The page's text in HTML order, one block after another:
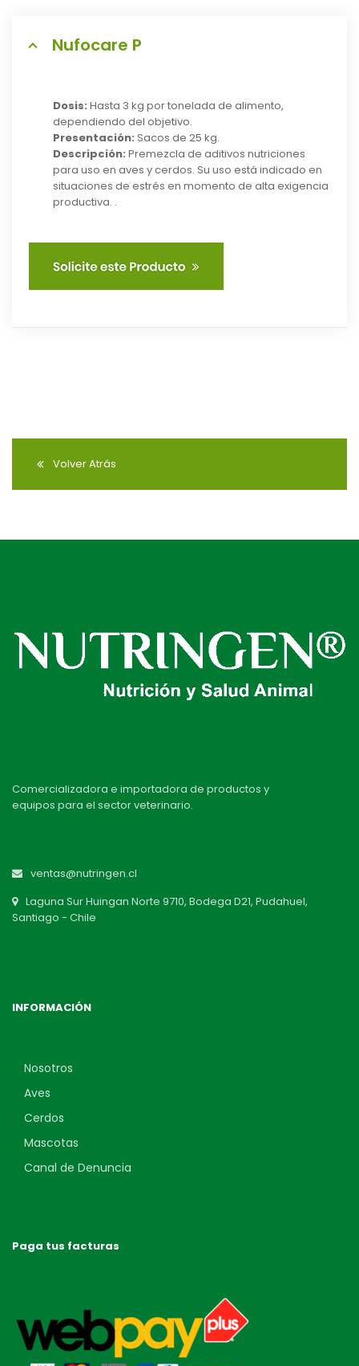
Nufocare P
Dosis: Hasta 3 kg por tonelada de alimento,
dependiendo del objetivo.
Presentación: Sacos de 25 kg.
Descripción: Premezcla de aditivos nutriciones
para uso en aves y cerdos. Su uso está indicado en
situaciones de estrés en momento de alta exigencia
productiva. .
Volver Atrás
Comercializadora e importadora de productos y
equipos para el sector veterinario.
ventas@nutringen.cl
Laguna Sur Huingan Norte 9710, Bodega D21, Pudahuel,
Santiago - Chile
INFORMACIÓN
Nosotros
Aves
Cerdos
Mascotas
Canal de Denuncia
Paga tus facturas